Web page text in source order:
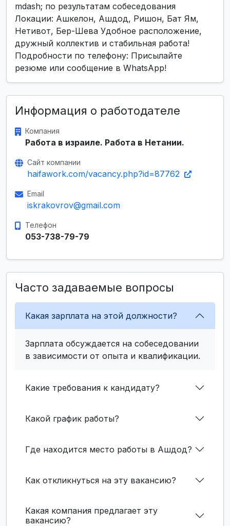
mdash; по результатам собеседования
Локации: Ашкелон, Ашдод, Ришон, Бат Ям,
Нетивот, Бер-Шева Удобное расположение,
дружный коллектив и стабильная работа!
Подробности по телефону: Присылайте
резюме или сообщение в WhatsApp!
Информация о работодателе
Компания
Работа в израиле. Работа в Нетании.
Сайт компании
haifawork.com/vacancy.php?id=87762
Email
iskrakovrov@gmail.com
Телефон
053-738-79-79
Часто задаваемые вопросы
Какая зарплата на этой должности?
Зарплата обсуждается на собеседовании
в зависимости от опыта и квалификации.
Какие требования к кандидату?
Какой график работы?
Где находится место работы в Ашдод?
Как откликнуться на эту вакансию?
Какая компания предлагает эту
вакансию?